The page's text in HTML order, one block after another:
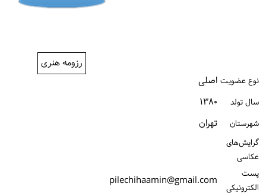
رزومه هنری
نوع عضویت اصلی
سال تولد ۱۳۸۰
شهرستان تهران
گرایش‌های
عکاسی
پست
الكترونیكی
pilechihaamin@gmail.com